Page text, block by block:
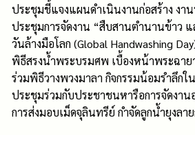
ประชุมชี้แจงแผนดําเนินงานก่อสร้าง ง
ประชุมการจัดงาน “สืบสานตำนานข้าว
วันล้างมือโลก (Global Handwashing
พิธีสรงน้ำพระบรมศพ เบื้องหน้าพระฉา
ร่วมพิธีวางพวงมาลา กิจกรรมน้อมรำลึก
ประชุมร่วมกับประชาชนหารือการจัดงา
การส่งมอบเม็ดจุลินทรีย์ กำจัดลูกน้ำยุงล